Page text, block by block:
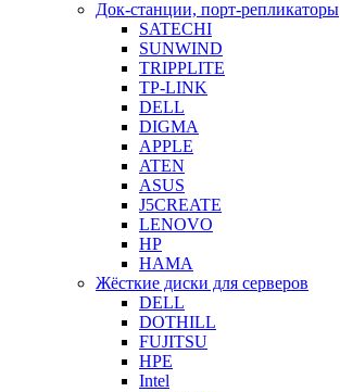
Док-станции, порт-репликаторы
SATECHI
SUNWIND
TRIPPLITE
TP-LINK
DELL
DIGMA
APPLE
ATEN
ASUS
J5CREATE
LENOVO
HP
HAMA
Жёсткие диски для серверов
DELL
DOTHILL
FUJITSU
HPE
Intel